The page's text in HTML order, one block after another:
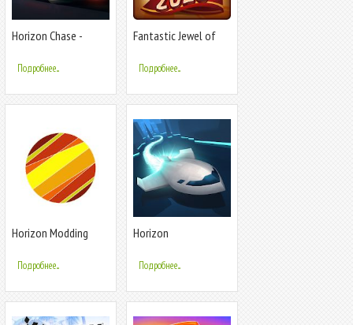
Horizon Chase -
Подробнее...
Fantastic Jewel of
Подробнее...
Horizon Modding
Подробнее...
Horizon
Подробнее...